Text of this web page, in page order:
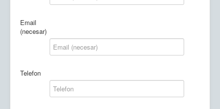
Email
(necesar)
Telefon